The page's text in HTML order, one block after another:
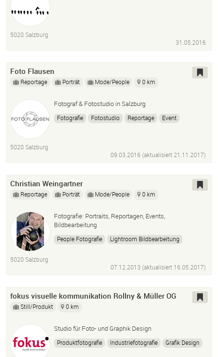
5020 Salzburg
31.05.2016
Foto Flausen
Reportage Porträt Mode/People 0 km
Fotograf & Fotostudio in Salzburg
Fotografie Fotostudio Reportage
Event
5020 Salzburg
09.03.2016 (aktualisiert21.11.2017)
Christian Weingartner
Reportage Porträt Mode/People 0 km
Fotografie: Portraits, Reportagen, Events,
Bildbearbeitung
People Fotografie Lightroom Bildbearbeitung
5020 Salzburg
07.12.2013 (aktualisiert 16.05.2017)
fokus visuelle kommunikation Rollny & Müller OG
Still/Produkt 0 km
Studio für Foto- und Graphik Design
Produktfotografie Industriefotografie
Grafik Design